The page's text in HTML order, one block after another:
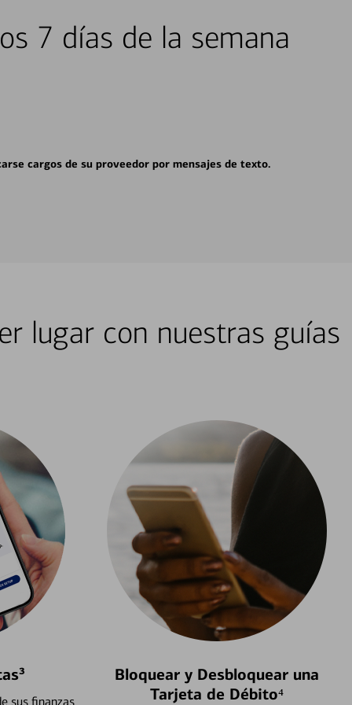
7 días de la semana
cargos de su proveedor por mensajes de texto.
lugar con nuestras guías
sus finanzas
Bloquear y Desbloquear una
Tarjeta de Débito⁴